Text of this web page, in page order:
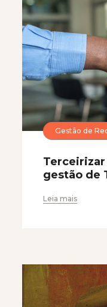
Gestão de
Terceirizar
gestão de
Leia mais